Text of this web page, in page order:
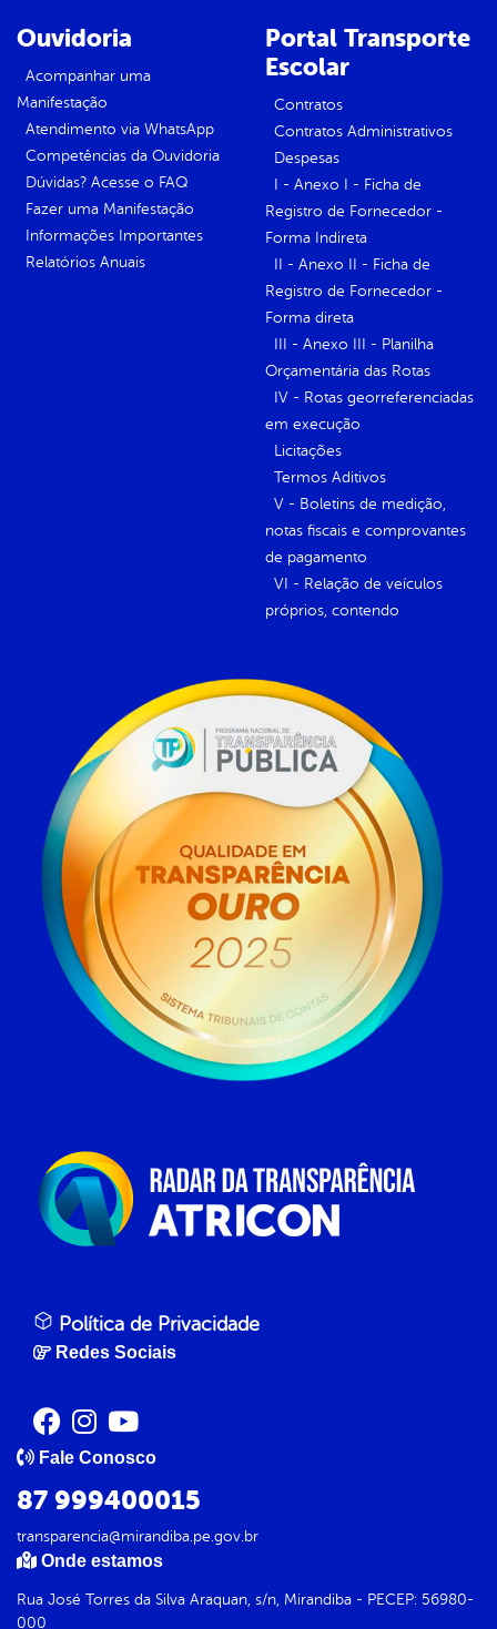
Ouvidoria
Acompanhar uma
Manifestação
Atendimento via WhatsApp
Competências da Ouvidoria
Dúvidas? Acesse o FAQ
Fazer uma Manifestação
Informações Importantes
Relatórios Anuais
Portal Transporte
Escolar
Contratos
Contratos Administrativos
Despesas
I - Anexo I - Ficha de
Registro de Fornecedor -
Forma Indireta
II - Anexo II - Ficha de
Registro de Fornecedor -
Forma direta
III - Anexo III - Planilha
Orçamentária das Rotas
IV - Rotas georreferenciadas
em execução
Licitações
Termos Aditivos
V - Boletins de medição,
notas fiscais e comprovantes
de pagamento
VI - Relação de veículos
próprios, contendo
Política de Privacidade
Redes Sociais
Fale Conosco
87 999400015
transparencia@mirandiba.pe.gov.br
Onde estamos
Rua José Torres da Silva Araquan, s/n, Mirandiba - PECEP: 56980-
000